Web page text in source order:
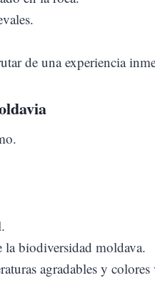
de una experiencia
la biodiversidad moldava.
agradables y colores